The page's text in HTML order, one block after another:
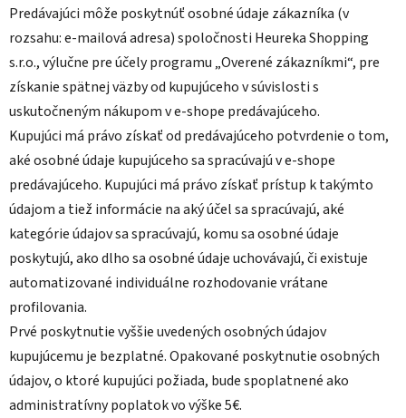
Predávajúci môže poskytnúť osobné údaje zákazníka (v
rozsahu: e-mailová adresa) spoločnosti Heureka Shopping
s.r.o., výlučne pre účely programu „Overené zákazníkmi“, pre
získanie spätnej väzby od kupujúceho v súvislosti s
uskutočneným nákupom v e-shope predávajúceho.
Kupujúci má právo získať od predávajúceho potvrdenie o tom,
aké osobné údaje kupujúceho sa spracúvajú v e-shope
predávajúceho. Kupujúci má právo získať prístup k takýmto
údajom a tiež informácie na aký účel sa spracúvajú, aké
kategórie údajov sa spracúvajú, komu sa osobné údaje
poskytujú, ako dlho sa osobné údaje uchovávajú, či existuje
automatizované individuálne rozhodovanie vrátane
profilovania.
Prvé poskytnutie vyššie uvedených osobných údajov
kupujúcemu je bezplatné. Opakované poskytnutie osobných
údajov, o ktoré kupujúci požiada, bude spoplatnené ako
administratívny poplatok vo výške 5€.